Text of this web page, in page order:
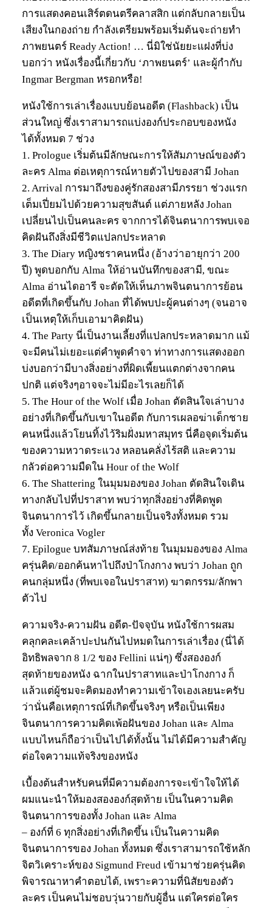
การแสดงคอนเสิร์ตดนตรีคลาสสิก แต่กลับกลายเป็น
เสียงในกองถ่าย กำลังเตรียมพร้อมเริ่มต้นจะถ่ายทำ
ภาพยนตร์ Ready Action! … นี่มิใช่นัยยะแฝงที่บ่ง
บอกว่า หนังเรื่องนี้เกี่ยวกับ ‘ภาพยนตร์’ และผู้กำกับ
Ingmar Bergman หรอกหรือ!
หนังใช้การเล่าเรื่องแบบย้อนอดีต (Flashback) เป็น
ส่วนใหญ่ ซึ่งเราสามารถแบ่งองก์ประกอบของหนัง
ได้ทั้งหมด 7 ช่วง
1. Prologue เริ่มต้นมีลักษณะการให้สัมภาษณ์ของตัว
ละคร Alma ต่อเหตุการณ์หายตัวไปของสามี Johan
2. Arrival การมาถึงของคู่รักสองสามีภรรยา ช่วงแรก
เต็มเปี่ยมไปด้วยความสุขสันต์ แต่ภายหลัง Johan
เปลี่ยนไปเป็นคนละคร จากการได้จินตนาการพบเจอ
คิดฝันถึงสิ่งมีชีวิตแปลกประหลาด
3. The Diary หญิงชราคนหนึ่ง (อ้างว่าอายุกว่า 200
ปี) พูดบอกกับ Alma ให้อ่านบันทึกของสามี, ขณะ
Alma อ่านไดอารี จะตัดให้เห็นภาพจินตนาการย้อน
อดีตที่เกิดขึ้นกับ Johan ที่ได้พบปะผู้คนต่างๆ (จนอาจ
เป็นเหตุให้เก็บเอามาคิดฝัน)
4. The Party นี่เป็นงานเลี้ยงที่แปลกประหลาดมาก แม้
จะมีคนไม่เยอะแต่คำพูดคำจา ท่าทางการแสดงออก
บ่งบอกว่ามีบางสิ่งอย่างที่ผิดเพี้ยนแตกต่างจากคน
ปกติ แต่จริงๆอาจจะไม่มีอะไรเลยก็ได้
5. The Hour of the Wolf เมื่อ Johan ตัดสินใจเล่าบาง
อย่างที่เกิดขึ้นกับเขาในอดีต กับการเผลอฆ่าเด็กชาย
คนหนึ่งแล้วโยนทิ้งไว้ริมฝั่งมหาสมุทร นี่คือจุดเริ่มต้น
ของความหวาดระแวง หลอนคลั่งไร้สติ และความ
กลัวต่อความมืดใน Hour of the Wolf
6. The Shattering ในมุมมองของ Johan ตัดสินใจเดิน
ทางกลับไปที่ปราสาท พบว่าทุกสิ่งอย่างที่คิดพูด
จินตนาการไว้ เกิดขึ้นกลายเป็นจริงทั้งหมด รวม
ทั้ง Veronica Vogler
7. Epilogue บทสัมภาษณ์ส่งท้าย ในมุมมองของ Alma
ครุ่นคิด/ออกค้นหาไปถึงป่าโกงกาง พบว่า Johan ถูก
คนกลุ่มหนึ่ง (ที่พบเจอในปราสาท) ฆาตกรรม/ลักพา
ตัวไป
ความจริง-ความฝัน อดีต-ปัจจุบัน หนังใช้การผสม
คลุกคละเคล้าปะปนกันไปหมดในการเล่าเรื่อง (นี่ได้
อิทธิพลจาก 8 1/2 ของ Fellini แน่ๆ) ซึ่งสององก์
สุดท้ายของหนัง ฉากในปราสาทและป่าโกงกาง ก็
แล้วแต่ผู้ชมจะคิดมองทำความเข้าใจเองเลยนะครับ
ว่านั่นคือเหตุการณ์ที่เกิดขึ้นจริงๆ หรือเป็นเพียง
จินตนาการความคิดเพ้อฝันของ Johan และ Alma
แบบไหนก็ถือว่าเป็นไปได้ทั้งนั้น ไม่ได้มีความสำคัญ
ต่อใจความแท้จริงของหนัง
เบื้องต้นสำหรับคนที่มีความต้องการจะเข้าใจให้ได้
ผมแนะนำให้มองสององก์สุดท้าย เป็นในความคิด
จินตนาการของทั้ง Johan และ Alma
– องก์ที่ 6 ทุกสิ่งอย่างที่เกิดขึ้น เป็นในความคิด
จินตนาการของ Johan ทั้งหมด ซึ่งเราสามารถใช้หลัก
จิตวิเคราะห์ของ Sigmund Freud เข้ามาช่วยครุ่นคิด
พิจารณาหาคำตอบได้, เพราะความที่นิสัยของตัว
ละคร เป็นคนไม่ชอบวุ่นวายกับผู้อื่น แต่ใครต่อใคร